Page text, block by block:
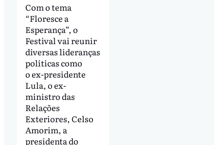
Com o tema
“Floresce a
Esperança”, o
Festival vai reunir
diversas lideranças
políticas como
o ex-presidente
Lula, o ex-
ministro das
Relações
Exteriores, Celso
Amorim, a
presidenta do